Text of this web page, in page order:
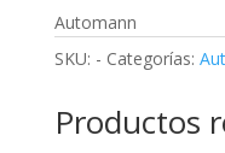
Automann
SKU: - Categorías:
Productos